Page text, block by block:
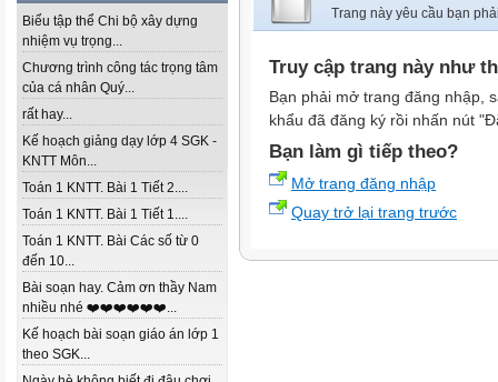
Biểu tập thể Chi bộ xây dựng
nhiệm vụ trọng...
Chương trình công tác trọng tâm
của cá nhân Quý...
rất hay...
Kế hoạch giảng dạy lớp 4 SGK -
KNTT Môn...
Toán 1 KNTT. Bài 1 Tiết 2....
Toán 1 KNTT. Bài 1 Tiết 1....
Toán 1 KNTT. Bài Các số từ 0
đến 10...
Bài soạn hay. Cảm ơn thầy Nam
nhiều nhé ❤️❤️❤️❤️❤️❤️...
Kế hoạch bài soạn giáo án lớp 1
theo SGK...
Trang này yêu cầu bạn
Truy cập trang này như
Bạn phải mở trang đăng nhập,
khẩu đã đăng ký rồi nhấn nút
Bạn làm gì tiếp theo?
Mở trang đăng nhập
Quay trở lại trang trước